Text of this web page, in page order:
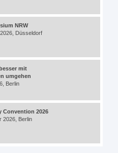
NRW
Düsseldorf
mit
umgehen
Berlin
Convention 2026
2026, Berlin